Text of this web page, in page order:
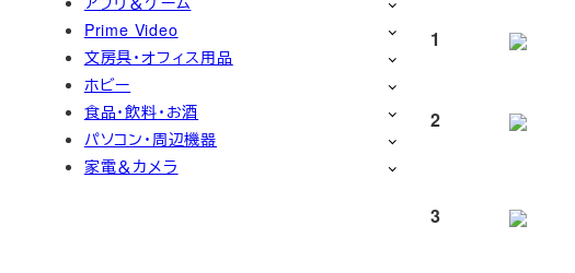
1
2
3
Prime Video
文房具・オフィス用品
ホビー
食品・飲料・お酒
パソコン・周辺機器
家電＆カメラ